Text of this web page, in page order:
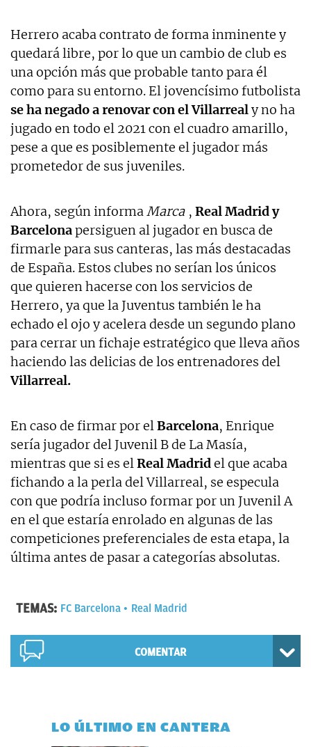
Herrero acaba contrato de forma inminente y
quedará libre, por lo que un cambio de club es
una opción más que probable tanto para él
como para su entorno. El jovencísimo futbolista
se ha negado a renovar con el Villarrealy no ha
jugado en todo el 2021 con el cuadro amarillo,
pese a que es posiblemente el jugador más
prometedor de sus juveniles.
Ahora, según informaMarca , Real Madrid y
Barcelonapersiguen al jugador en busca de
firmarle para sus canteras, las más destacadas
de España. Estos clubes no serían los únicos
que quieren hacerse con los servicios de
Herrero, ya que la Juventus también le ha
echado el ojo y acelera desde un segundo plano
para cerrar un fichaje estratégico que lleva años
haciendo las delicias de los entrenadores del
Villarreal.
En caso de firmar por elBarcelona, Enrique
sería jugador del Juvenil B de La Masía,
mientras que si es elReal Madridel que acaba
fichando a la perla del Villarreal, se especula
con que podría incluso formar por un Juvenil A
en el que estaría enrolado en algunas de las
competiciones preferenciales de esta etapa, la
última antes de pasar a categorías absolutas.
TEMAS: FC Barcelona Real Madrid
COMENTAR
LO ÚLTIMO EN CANTERA